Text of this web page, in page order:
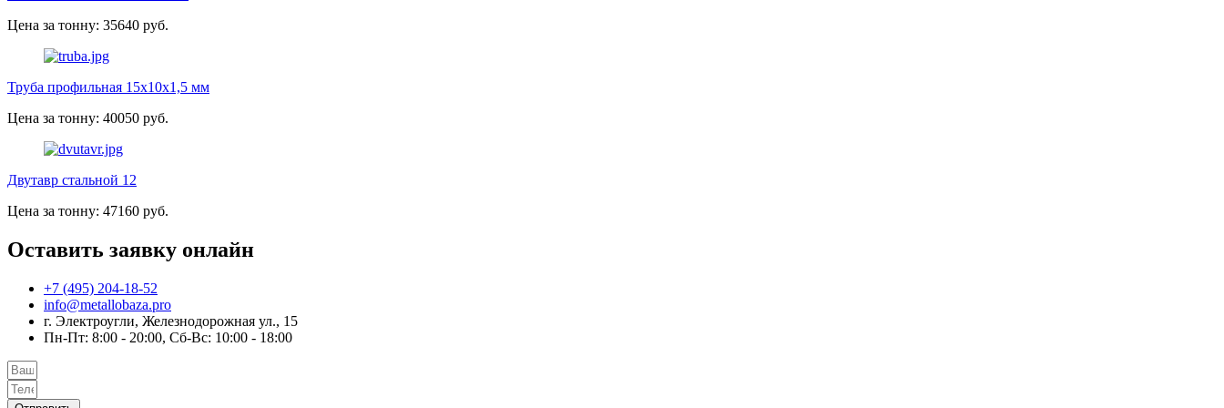
Цена за тонну: 35640 руб.
Труба профильная 15х10х1,5 мм
Цена за тонну: 40050 руб.
Двутавр стальной 12
Цена за тонну: 47160 руб.
Оставить заявку онлайн
+7 (495) 204-18-52
info@metallobaza.pro
г. Электроугли, Железнодорожная ул., 15
Пн-Пт: 8:00 - 20:00, Сб-Вс: 10:00 - 18:00